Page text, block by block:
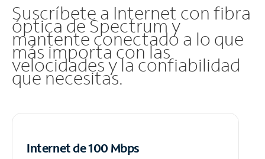
Suscríbete a Internet con fibra
óptica de Spectrum y
mantente conectado a lo que
más importa con las
velocidades y la confiabilidad
que necesitas.
Internet de 100 Mbps